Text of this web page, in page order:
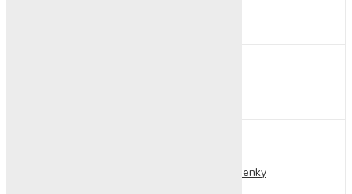
Náhrdelníky, náramky a prstienky